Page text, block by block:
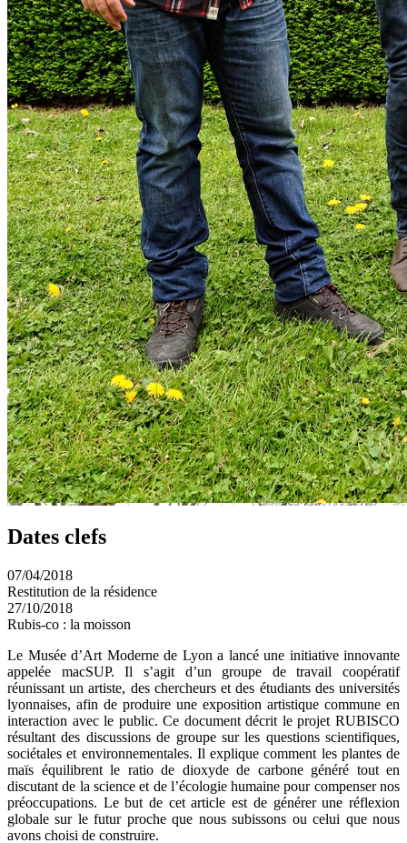
Dates clefs
07/04/2018
Restitution de la résidence
27/10/2018
Rubis-co : la moisson
Le Musée d’Art Moderne de Lyon a lancé une initiative innovante
appelée macSUP. Il s’agit d’un groupe de travail coopératif
réunissant un artiste, des chercheurs et des étudiants des universités
lyonnaises, afin de produire une exposition artistique commune en
interaction avec le public. Ce document décrit le projet RUBISCO
résultant des discussions de groupe sur les questions scientifiques,
sociétales et environnementales. Il explique comment les plantes de
maïs équilibrent le ratio de dioxyde de carbone généré tout en
discutant de la science et de l’écologie humaine pour compenser nos
préoccupations. Le but de cet article est de générer une réflexion
globale sur le futur proche que nous subissons ou celui que nous
avons choisi de construire.